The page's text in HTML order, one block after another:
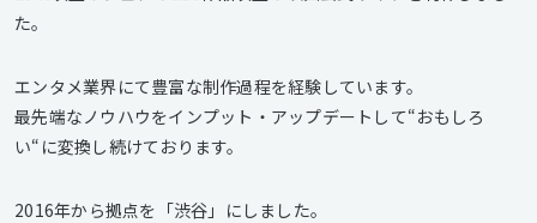
た。
エンタメ業界にて豊富な制作過程を経験しています。
最先端なノウハウをインプット・アップデートして“おもしろ
い“に変換し続けております。
2016年から拠点を「渋谷」にしました。